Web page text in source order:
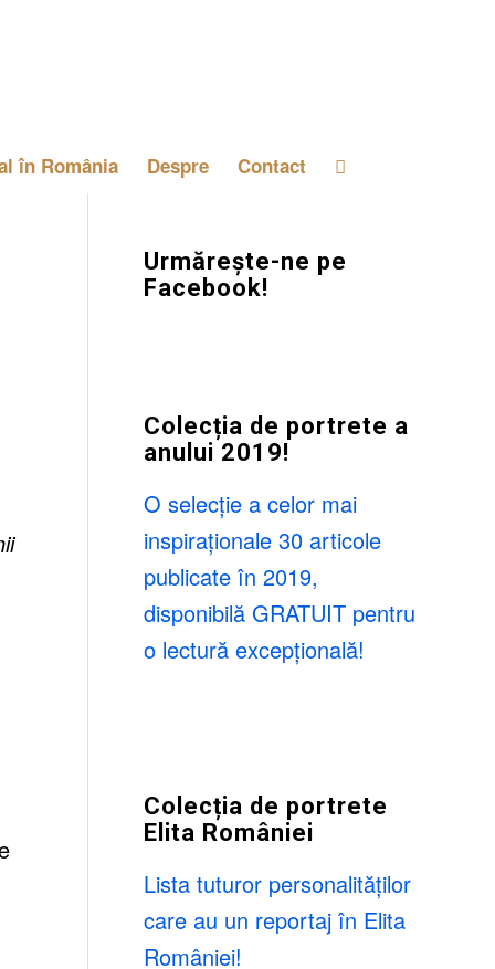
în România Despre Contact
Urmărește-ne pe
Facebook!
Colecția de portrete a
anului 2019!
O selecție a celor mai
inspiraționale 30 articole
publicate în 2019,
disponibilă GRATUIT pentru
o lectură excepțională!
Colecția de portrete
Elita României
Lista tuturor personalităților
care au un reportaj în Elita
României!